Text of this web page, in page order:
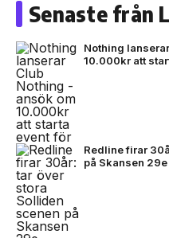
Senaste från
Nothing
10.000kr att
Redline firar
på Skansen